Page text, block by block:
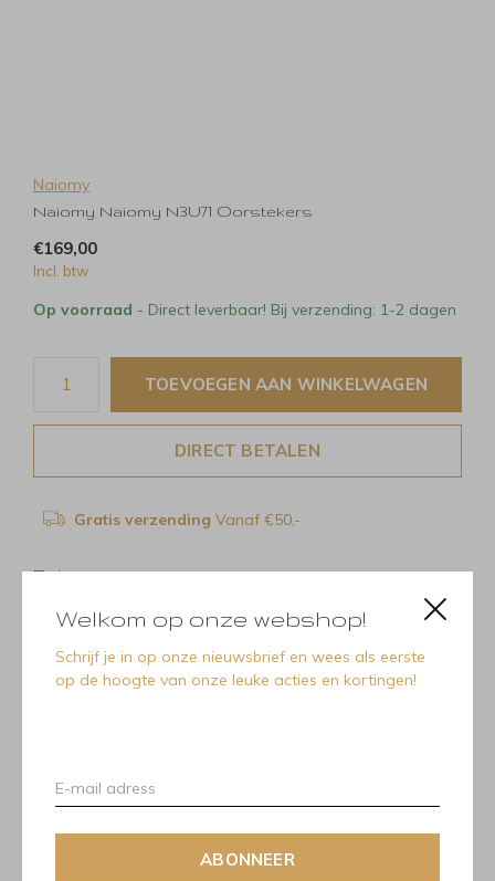
Welkom op onze webshop!
Schrijf je in op onze nieuwsbrief en wees als eerste
op de hoogte van onze leuke acties en kortingen!
ABONNEER
Naiomy
Naiomy Naiomy N3U71 Oorstekers
€169,00
Incl. btw
Op voorraad - Direct leverbaar! Bij verzending: 1-2 dagen
TOEVOEGEN AAN WINKELWAGEN
DIRECT BETALEN
Gratis verzending Vanaf €50,-
Delen
Recente artikelen